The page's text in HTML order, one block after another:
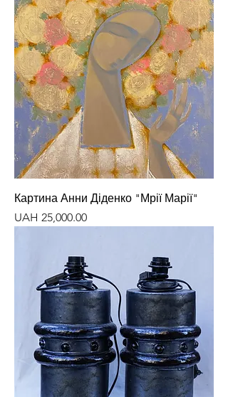
Картина Анни Діденко "Мрії Марії"
Price
UAH 25,000.00